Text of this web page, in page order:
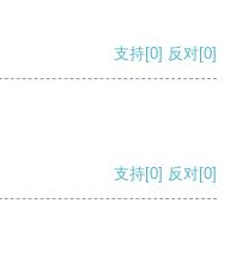
支持[0] 反对[0]
支持[0] 反对[0]